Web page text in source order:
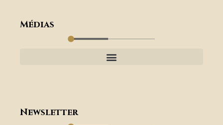
Médias
Newsletter